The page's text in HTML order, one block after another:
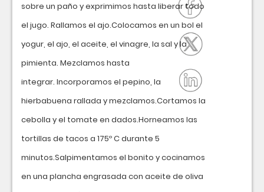
sobre un paño y exprimimos hasta liberar todo
el jugo. Rallamos el ajo.Colocamos en un bol el
yogur, el ajo, el aceite, el vinagre, la sal y la
pimienta. Mezclamos hasta
integrar. Incorporamos el pepino, la
hierbabuena rallada y mezclamos.Cortamos la
cebolla y el tomate en dados.Horneamos las
tortillas de tacos a 175º C durante 5
minutos.Salpimentamos el bonito y cocinamos
en una plancha engrasada con aceite de oliva